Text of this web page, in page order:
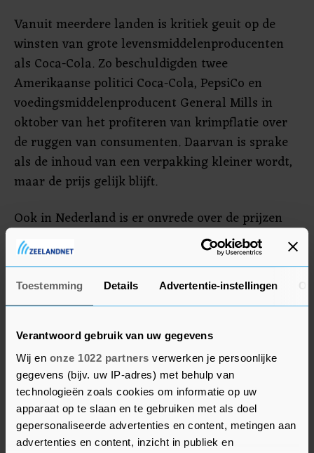
Toestemming Details Advertentie-instellingen
Verantwoord gebruik van uw gegevens
Wij en onze 1022 partners verwerken je persoonlijke
gegevens (bijv. uw IP-adres) met behulp van
technologieën zoals cookies om informatie op uw
apparaat op te slaan en te gebruiken met als doel
gepersonaliseerde advertenties en content, metingen aan
advertenties en content, inzicht in publiek en
Vanuit meerdere landen is kritiek geuit op de
winsten van grote levensmiddelenproducenten
als Coca-Cola. Zo beschuldigden twee
Amerikaanse politici Coca-Cola, PepsiCo en
voedingsmiddelenproducent General Mills in
oktober van het profiteren van krimpflatie over
de ruggen van consumenten. Daarvan is sprake
als de inhoud van een verpakking kleiner wordt,
maar de prijs gelijk blijft.
Ook in Nederland is er onvrede over de prijzen
die fabrikanten als Coca-Cola vragen. De
topmannen van Jumbo en PLUS zeiden vorige
maand dat sommige fabrikanten van A-merken
momenteel hogere inkoopprijzen vragen dan die
producten van A-merken ook voor consumenten
harder dan die van huismerken.